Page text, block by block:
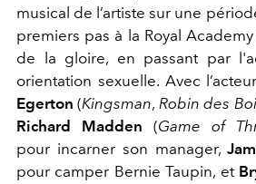
musical de l’artiste sur une
premiers pas à la Royal
de la gloire, en passant par
orientation sexuelle. Avec
Egerton (Kingsman, Robin des
Richard Madden (Game of
pour incarner son manager,
pour camper Bernie Taupin, et